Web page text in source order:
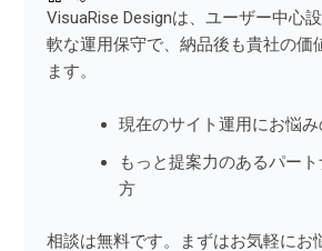
VisuaRise Designは、ユーザー中心
軟な運用保守で、納品後も貴社の価
ます。
現在のサイト運用にお悩
もっと提案力のあるパー
方
相談は無料です。まずはお気軽にお